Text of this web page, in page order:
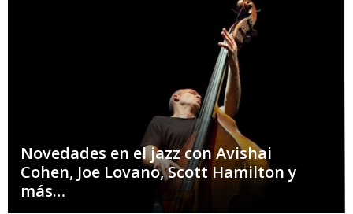
Novedades en el jazz con Avishai
Cohen, Joe Lovano, Scott Hamilton y
más…